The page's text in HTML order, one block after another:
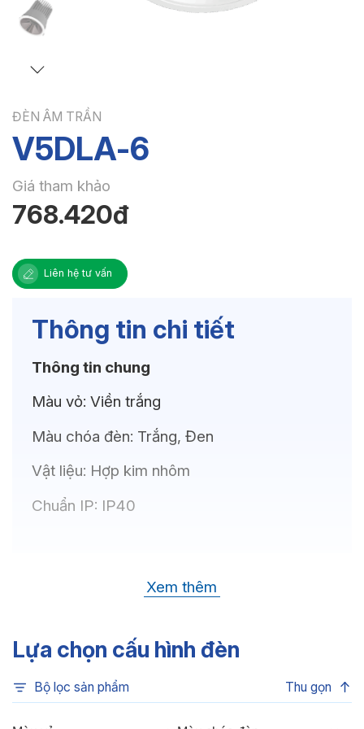
ĐÈN ÂM TRẦN
V5DLA-6
Giá tham khảo
768.420đ
Liên hệ tư vấn
Thông tin chi tiết
Thông tin chung
Màu vỏ: Viền trắng
Màu chóa đèn: Trắng, Đen
Vật liệu: Hợp kim nhôm
Chuẩn IP: IP40
CREE (USA)
Nhiệt độ màu:6500K, 4000K, 3500K,
3000K
Chỉ số hoàn màu:
Xem thêm
Lựa chọn cấu hình đèn
Bộ lọc sản phẩm Thu gọn